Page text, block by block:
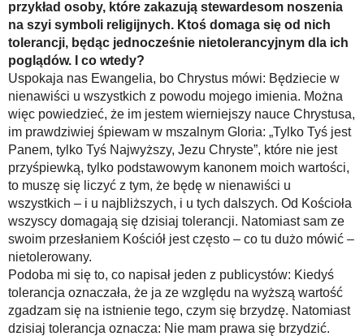
przykład osoby, które zakazują stewardesom noszenia
na szyi symboli religijnych. Ktoś domaga się od nich
tolerancji, będąc jednocześnie nietolerancyjnym dla ich
poglądów. I co wtedy?
Uspokaja nas Ewangelia, bo Chrystus mówi: Będziecie w
nienawiści u wszystkich z powodu mojego imienia. Można
więc powiedzieć, że im jestem wierniejszy nauce Chrystusa,
im prawdziwiej śpiewam w mszalnym Gloria: „Tylko Tyś jest
Panem, tylko Tyś Najwyższy, Jezu Chryste”, które nie jest
przyśpiewką, tylko podstawowym kanonem moich wartości,
to muszę się liczyć z tym, że będę w nienawiści u
wszystkich – i u najbliższych, i u tych dalszych. Od Kościoła
wszyscy domagają się dzisiaj tolerancji. Natomiast sam ze
swoim przesłaniem Kościół jest często – co tu dużo mówić –
nietolerowany.
Podoba mi się to, co napisał jeden z publicystów: Kiedyś
tolerancja oznaczała, że ja ze względu na wyższą wartość
zgadzam się na istnienie tego, czym się brzydzę. Natomiast
dzisiaj tolerancja oznacza: Nie mam prawa się brzydzić.